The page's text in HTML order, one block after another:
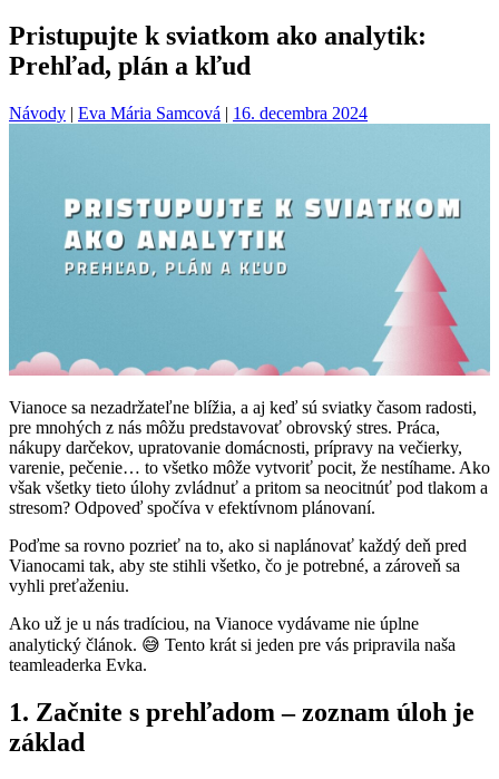
Pristupujte k sviatkom ako analytik:
Prehľad, plán a kľud
Návody | Eva Mária Samcová | 16. decembra 2024
Vianoce sa nezadržateľne blížia, a aj keď sú sviatky časom radosti,
pre mnohých z nás môžu predstavovať obrovský stres. Práca,
nákupy darčekov, upratovanie domácnosti, prípravy na večierky,
varenie, pečenie… to všetko môže vytvoriť pocit, že nestíhame. Ako
však všetky tieto úlohy zvládnuť a pritom sa neocitnúť pod tlakom a
stresom? Odpoveď spočíva v efektívnom plánovaní.
Poďme sa rovno pozrieť na to, ako si naplánovať každý deň pred
Vianocami tak, aby ste stihli všetko, čo je potrebné, a zároveň sa
vyhli preťaženiu.
Ako už je u nás tradíciou, na Vianoce vydávame nie úplne
analytický článok. 😅 Tento krát si jeden pre vás pripravila naša
teamleaderka Evka.
1. Začnite s prehľadom – zoznam úloh je
základ